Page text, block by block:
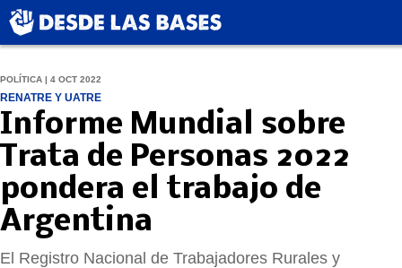
POLÍTICA | 4 OCT 2022
RENATRE Y UATRE
Informe Mundial sobre
Trata de Personas 2022
pondera el trabajo de
Argentina
El Registro Nacional de Trabajadores Rurales y